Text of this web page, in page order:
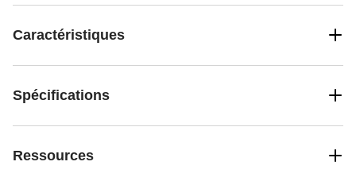
Caractéristiques
Spécifications
Ressources